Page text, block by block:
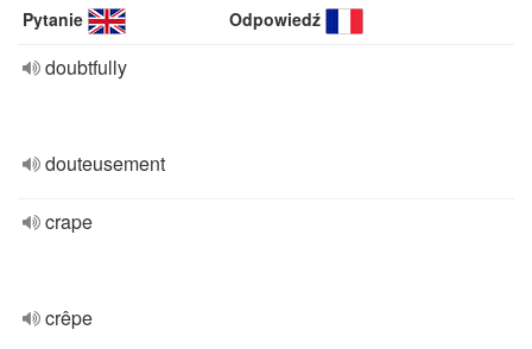
Pytanie Odpowiedź
doubtfully
douteusement
crape
crêpe